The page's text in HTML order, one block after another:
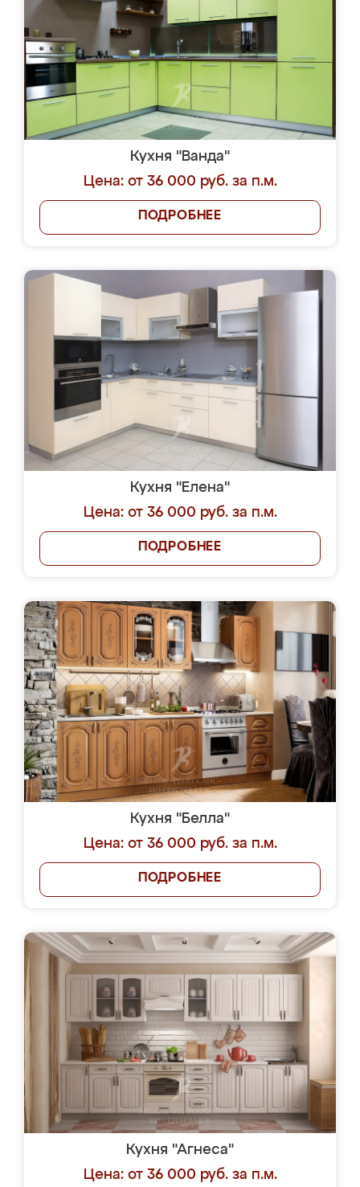
Кухня "Ванда"
Цена: от 36 000 руб. за п.м.
ПОДРОБНЕЕ
Кухня "Елена"
Цена: от 36 000 руб. за п.м.
ПОДРОБНЕЕ
Кухня "Белла"
Цена: от 36 000 руб. за п.м.
ПОДРОБНЕЕ
Кухня "Агнеса"
Цена: от 36 000 руб. за п.м.